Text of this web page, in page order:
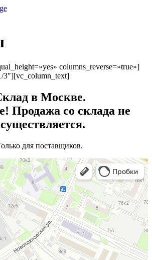
columns_reverse=»true»]
3″][vc_column_text]
в Москве.
Продажа со склада не
для поставщиков.